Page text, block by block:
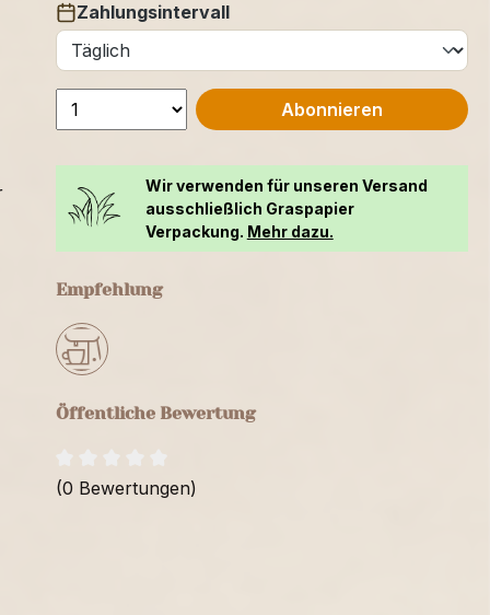
Zahlungsintervall
auswählen
Abonnieren
Wir verwenden für unseren Versand
ausschließlich Graspapier
Verpackung. Mehr dazu.
Empfehlung
Öffentliche Bewertung
(0 Bewertungen)